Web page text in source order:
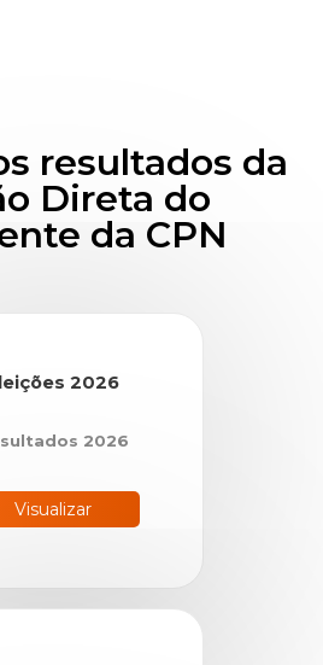
resultados da
Direta do
da CPN
2026
2026
Visualizar